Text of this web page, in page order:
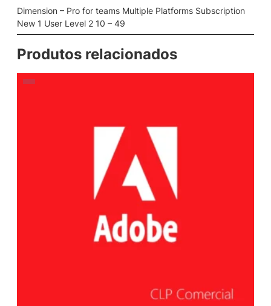
Dimension – Pro for teams Multiple Platforms Subscription
New 1 User Level 2 10 – 49
Produtos relacionados